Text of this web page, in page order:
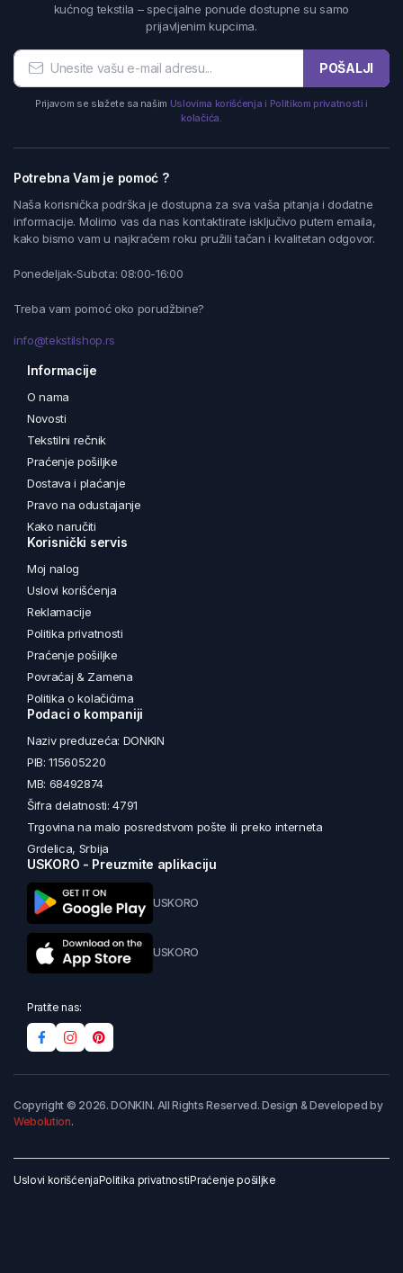
kućnog tekstila – specijalne ponude dostupne su samo
prijavljenim kupcima.
POŠALJI
Prijavom se slažete sa našim Uslovima korišćenja i Politikom privatnosti i
kolačića.
Potrebna Vam je pomoć ?
Naša korisnička podrška je dostupna za sva vaša pitanja i dodatne
informacije. Molimo vas da nas kontaktirate isključivo putem emaila,
kako bismo vam u najkraćem roku pružili tačan i kvalitetan odgovor.
Ponedeljak-Subota: 08:00-16:00
Treba vam pomoć oko porudžbine?
info@tekstilshop.rs
Informacije
O nama
Novosti
Tekstilni rečnik
Praćenje pošiljke
Dostava i plaćanje
Pravo na odustajanje
Kako naručiti
Korisnički servis
Moj nalog
Uslovi korišćenja
Reklamacije
Politika privatnosti
Praćenje pošiljke
Povraćaj & Zamena
Politika o kolačićima
Podaci o kompaniji
Naziv preduzeća: DONKIN
PIB: 115605220
MB: 68492874
Šifra delatnosti: 4791
Trgovina na malo posredstvom pošte ili preko interneta
Grdelica, Srbija
USKORO - Preuzmite aplikaciju
USKORO
USKORO
Pratite nas:
Copyright © 2026. DONKIN. All Rights Reserved. Design & Developed by
Webolution.
Uslovi korišćenjaPolitika privatnostiPraćenje pošiljke